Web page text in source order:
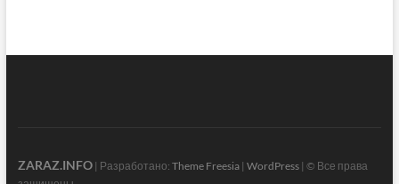
ZARAZ.INFO| Разработано: Theme Freesia| WordPress| © Все права